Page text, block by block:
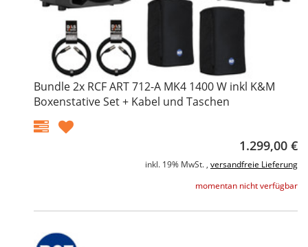
Bundle 2x RCF ART 712-A MK4 1400 W inkl K&M
Boxenstative Set + Kabel und Taschen
1.299,00 €
inkl. 19% MwSt. , versandfreie Lieferung
momentan nicht verfügbar